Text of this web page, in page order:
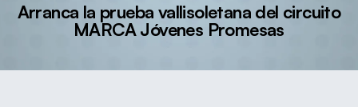
Arranca la prueba vallisoletana del circuito
MARCA Jóvenes Promesas